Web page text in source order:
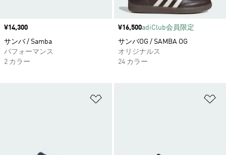
価格
¥14,300
サンバ / Samba
パフォーマンス
2 カラー
価格
¥16,500adiClub会員限定
サンバOG / SAMBA OG
オリジナルス
24 カラー